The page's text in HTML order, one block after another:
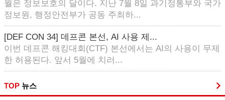
월은 정보보호의 달이다. 지난 7월 8일 과기정통부와 국가
정보원, 행정안전부가 공동 주최하...
[DEF CON 34] 데프콘 본선, AI 사용 제...
이번 데프콘 해킹대회(CTF) 본선에서는 AI의 사용이 무제
한 허용된다. 앞서 5월에 치러...
TOP 뉴스